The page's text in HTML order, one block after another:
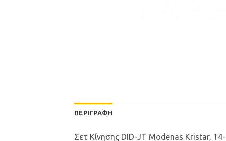
ΠΕΡΙΓΡΑΦΉ
Σετ Κίνησης DID-JT Modenas Kristar,